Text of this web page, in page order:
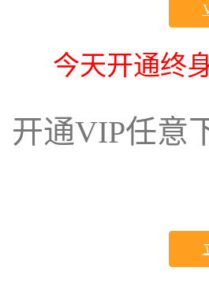
今天开通终
开通VIP任意